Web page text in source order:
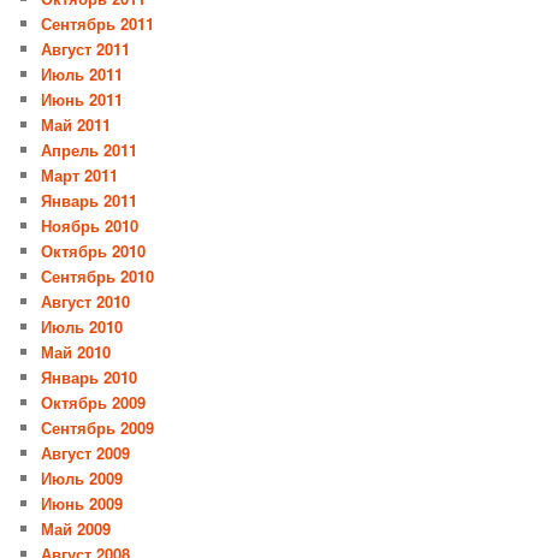
Сентябрь 2011
Август 2011
Июль 2011
Июнь 2011
Май 2011
Апрель 2011
Март 2011
Январь 2011
Ноябрь 2010
Октябрь 2010
Сентябрь 2010
Август 2010
Июль 2010
Май 2010
Январь 2010
Октябрь 2009
Сентябрь 2009
Август 2009
Июль 2009
Июнь 2009
Май 2009